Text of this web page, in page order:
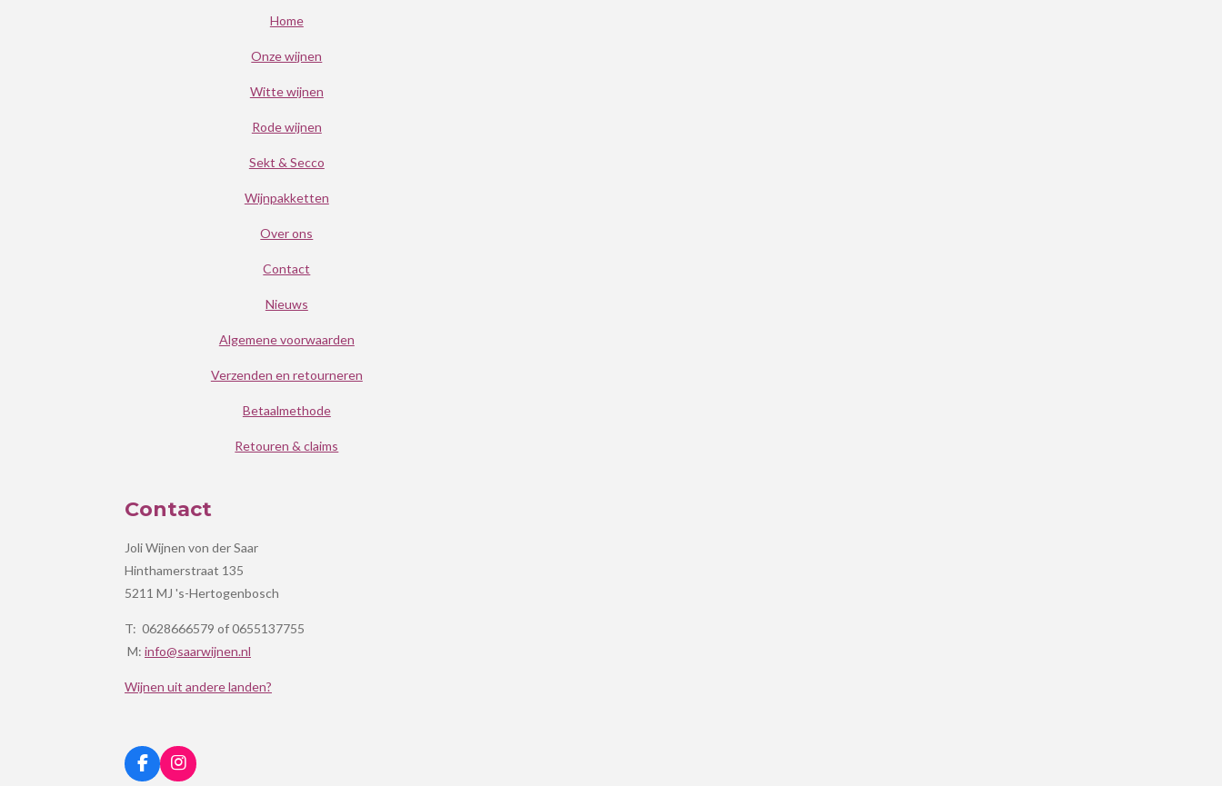
Home
Onze wijnen
Witte wijnen
Rode wijnen
Sekt & Secco
Wijnpakketten
Over ons
Contact
Nieuws
Algemene voorwaarden
Verzenden en retourneren
Betaalmethode
Retouren & claims
Contact
Joli Wijnen von der Saar
Hinthamerstraat 135
5211 MJ 's-Hertogenbosch
T: 0628666579 of 0655137755
M: info@saarwijnen.nl
Wijnen uit andere landen?
F
I